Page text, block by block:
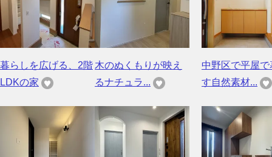
暮らしを広げる、2階
LDKの家
木のぬくもりが映え
るナチュラ...
中野区で平屋で
す自然素材...